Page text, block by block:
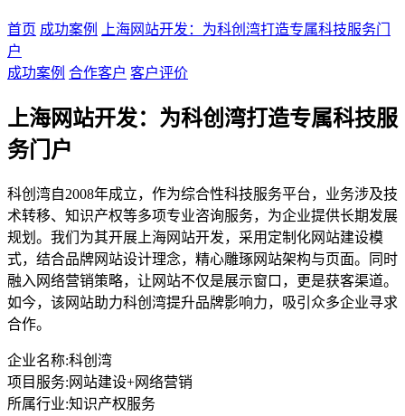
首页 成功案例
上海网站开发：为科创湾打造专属科技服务门
户
成功案例 合作客户 客户评价
上海网站开发：为科创湾打造专属科技服
务门户
科创湾自2008年成立，作为综合性科技服务平台，业务涉及技
术转移、知识产权等多项专业咨询服务，为企业提供长期发展
规划。我们为其开展上海网站开发，采用定制化网站建设模
式，结合品牌网站设计理念，精心雕琢网站架构与页面。同时
融入网络营销策略，让网站不仅是展示窗口，更是获客渠道。
如今，该网站助力科创湾提升品牌影响力，吸引众多企业寻求
合作。
企业名称:科创湾
项目服务: 网站建设+网络营销
所属行业:知识产权服务